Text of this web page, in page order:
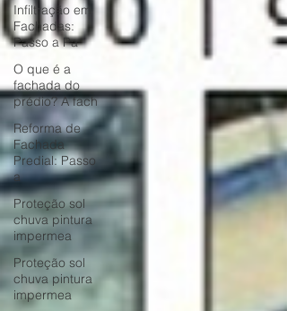
Infiltração em
Fachadas:
Passo a Pa
O que é a
fachada do
prédio? A fach
Reforma de
Fachada
Predial: Passo
a
Proteção sol
chuva pintura
impermea
Proteção sol
chuva pintura
impermea